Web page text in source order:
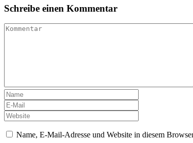
Schreibe einen Kommentar
Name, E-Mail-Adresse und Website in diesem